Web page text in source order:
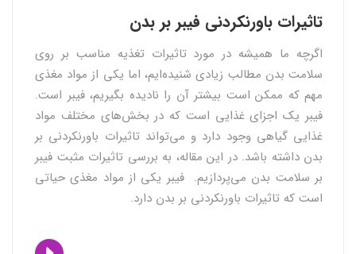
تاثیرات باورنکردنی فیبر بر بدن
اگرچه ما همیشه در مورد تاثیرات تغذیه مناسب بر روی
سلامت بدن مطالب زیادی شنیده‌ایم، اما یکی از مواد مغذی
مهم که ممکن است بیشتر آن را نادیده بگیریم، فیبر است.
فیبر یک اجزای غذایی است که در بخش‌های مختلف مواد
غذایی گیاهی وجود دارد و می‌تواند تاثیرات باورنکردنی بر
بدن داشته باشد. در این مقاله، به بررسی تاثیرات مثبت فیبر
بر سلامت بدن می‌پردازیم. فیبر یکی از مواد مغذی حیاتی
است که تاثیرات باورنکردنی بر بدن دارد.